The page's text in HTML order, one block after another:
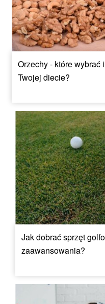
Orzechy - które
Twojej diecie?
Jak dobrać sprzęt
zaawansowania?